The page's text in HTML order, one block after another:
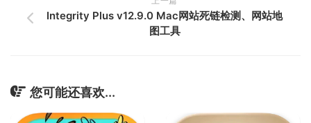
Integrity Plus v12.9.0 Mac网站死链检测、网站地
图工具
您可能还喜欢...